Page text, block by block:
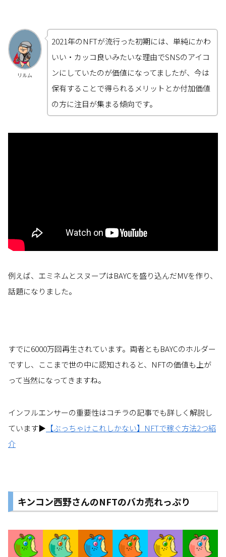
リルム
2021年のNFTが流行った初期には、単純にかわ
いい・カッコ良いみたいな理由でSNSのアイコ
ンにしていたのが価値になってましたが、今は
保有することで得られるメリットとか付加価値
の方に注目が集まる傾向です。
例えば、エミネムとスヌープはBAYCを盛り込んだMVを作り、
話題になりました。
すでに6000万回再生されています。両者ともBAYCのホルダー
ですし、ここまで世の中に認知されると、NFTの価値も上が
って当然になってきますね。
インフルエンサーの重要性はコチラの記事でも詳しく解説し
ています▶ 【ぶっちゃけこれしかない】NFTで稼ぐ方法2つ紹
介
キンコン西野さんのNFTのバカ売れっぷり